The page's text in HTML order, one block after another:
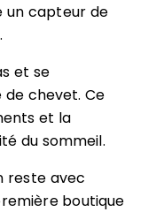
un capteur de
et se
chevet. Ce
et la
du sommeil.
reste avec
boutique